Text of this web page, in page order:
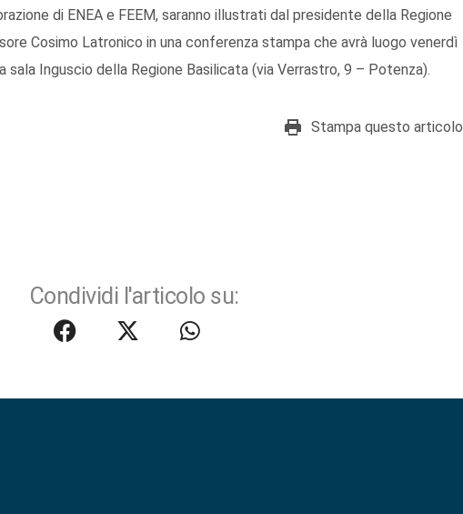
di ENEA e FEEM, saranno illustrati dal presidente della Regione
Cosimo Latronico in una conferenza stampa che avrà luogo venerdì
sala Inguscio della Regione Basilicata (via Verrastro, 9 – Potenza).
Stampa questo articolo
Condividi l'articolo su: